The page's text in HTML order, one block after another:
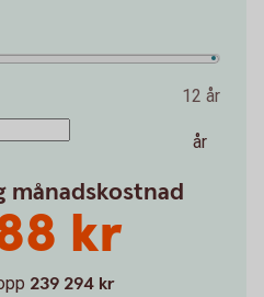
12 år
år
månadskostnad
kr
239 294 kr